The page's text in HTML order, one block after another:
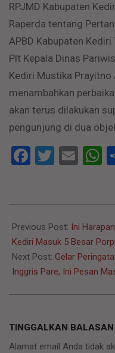
RPJMD Kabupaten
Raperda tentang
APBD Kabupaten
Plt Kepala Dinas
Kediri Mustika
menambahkan
akan terus dilakukan
pengunjung di dua
Facebook
Twitter
06-
21
Previous Post: Ini
Kediri Masuk 5 Besar
Next Post: Gelar
Inggris Pare, Ini Pesan
TINGGALKAN BALASAN
Alamat email Anda tidak